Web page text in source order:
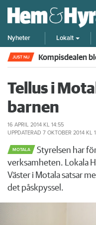
Nyheter Lokalt
JUST NU Kompisdealen
Tellus i
barnen
16 APRIL 2014 KL 14:55
UPPDATERAD 7 OKTOBER 2014 KL
MOTALA
Styrelsen har
verksamheten. Lokala
Väster i Motala satsar
det påskpyssel.